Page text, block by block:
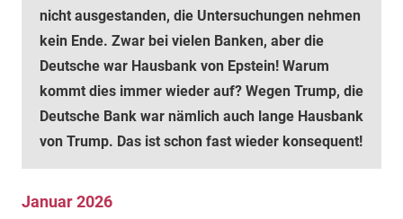
nicht ausgestanden, die Untersuchungen nehmen
kein Ende. Zwar bei vielen Banken, aber die
Deutsche war Hausbank von Epstein! Warum
kommt dies immer wieder auf? Wegen Trump, die
Deutsche Bank war nämlich auch lange Hausbank
von Trump. Das ist schon fast wieder konsequent!
Januar 2026